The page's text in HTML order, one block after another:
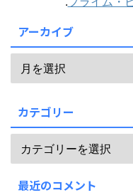
アーカイブ
カテゴリー
最近のコメント